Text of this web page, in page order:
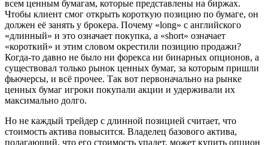
всем ценным бумагам, которые представлены на биржах.
Чтобы клиент смог открыть короткую позицию по бумаге, он
должен её занять у брокера. Почему «long» с английского
«длинный» и это означает покупка, а «short» означает
«короткий» и этим словом окрестили позицию продажи?
Когда-то давно не было ни форекса ни бинарных опционов, а
существовал только рынок ценных бумаг, за которым пришли
фьючерсы, и всё прочее. Так вот первоначально на рынке
ценных бумаг игроки покупали акции и удерживали их
максимально долго.
Но не каждый трейдер с длинной позицией считает, что
стоимость актива повысится. Владелец базового актива,
полагающий, что его стоимость упадет, может купить опцион